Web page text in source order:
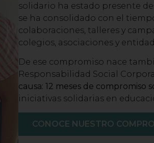
solidario ha estado presente
se ha consolidado con el
colaboraciones, talleres y
colegios, asociaciones y
De ese compromiso nace
Responsabilidad Social
causa: 12 meses de compromiso
iniciativas solidarias en
CONOCE NUESTRO